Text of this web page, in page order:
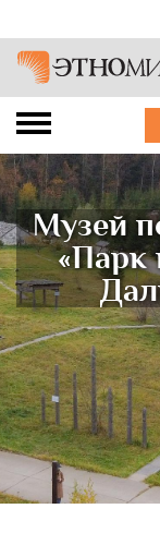
Музей
«Парк